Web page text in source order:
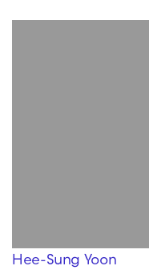
Hee-Sung Yoon